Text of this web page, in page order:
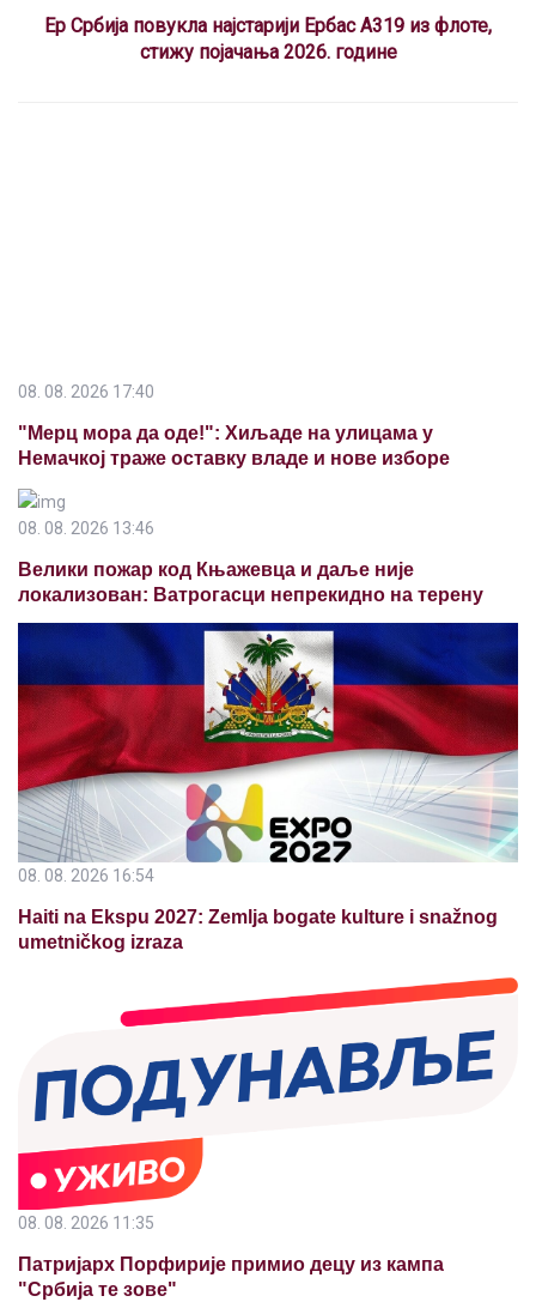
Ер Србија повукла најстарији Ербас A319 из флоте,
стижу појачања 2026. године
08. 08. 2026 17:40
"Мерц мора да оде!": Хиљаде на улицама у
Немачкој траже оставку владе и нове изборе
08. 08. 2026 13:46
Велики пожар код Књажевца и даље није
локализован: Ватрогасци непрекидно на терену
08. 08. 2026 16:54
Haiti na Ekspu 2027: Zemlja bogate kulture i snažnog
umetničkog izraza
08. 08. 2026 11:35
Патријарх Порфирије примио децу из кампа
"Србија те зове"